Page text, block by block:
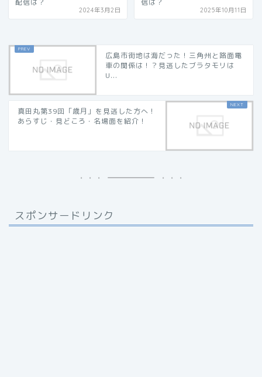
配信は？
2024年3月2日
信は？
2025年10月11日
広島市街地は海だった！三角州と路面電
車の関係は！？見逃したブラタモリは
U...
真田丸第39回「歳月」を見逃した方へ！
あらすじ・見どころ・名場面を紹介！
スポンサードリンク